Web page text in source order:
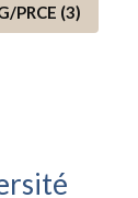
PRCE (3)